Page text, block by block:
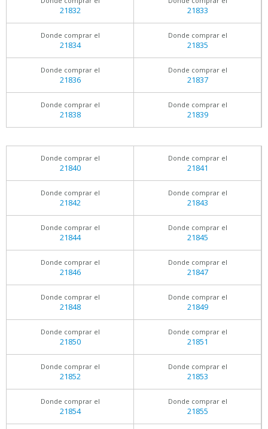
21832 21833
Donde comprar el
21834
Donde comprar el
21835
Donde comprar el
21836
Donde comprar el
21837
Donde comprar el
21838
Donde comprar el
21839
Donde comprar el
21840
Donde comprar el
21841
Donde comprar el
21842
Donde comprar el
21843
Donde comprar el
21844
Donde comprar el
21845
Donde comprar el
21846
Donde comprar el
21847
Donde comprar el
21848
Donde comprar el
21849
Donde comprar el
21850
Donde comprar el
21851
Donde comprar el
21852
Donde comprar el
21853
Donde comprar el
21854
Donde comprar el
21855